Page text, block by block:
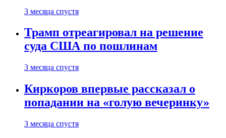
3 месяца спустя
Трамп отреагировал на решение
суда США по пошлинам
3 месяца спустя
Киркоров впервые рассказал о
попадании на «голую вечеринку»
3 месяца спустя